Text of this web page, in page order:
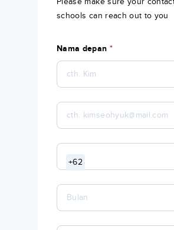
schools can reach out to you
Nama depan *
+62
Bulan